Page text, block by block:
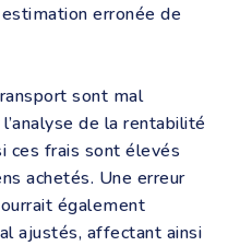
erronée de
sont mal
de la rentabilité
ces frais sont élevés
achetés. Une erreur
également
ajustés, affectant ainsi